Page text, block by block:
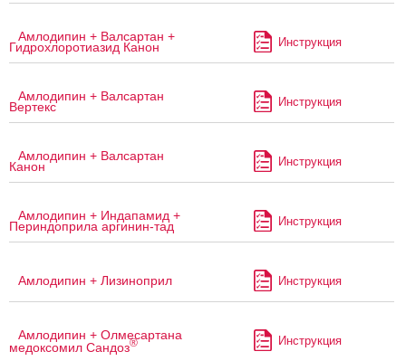
Амлодипин + Валсартан +
Гидрохлоротиазид Канон Инструкция
Амлодипин + Валсартан
Вертекс Инструкция
Амлодипин + Валсартан
Канон Инструкция
Амлодипин + Индапамид +
Периндоприла аргинин-тад Инструкция
Амлодипин + Лизиноприл Инструкция
Амлодипин + Олмесартана
медоксомил Сандоз® Инструкция